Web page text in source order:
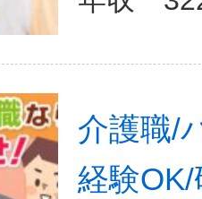
介護職/
経験